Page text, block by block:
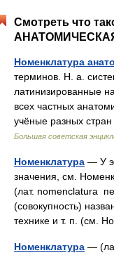
Смотреть что
Номенклатура
терминов. Н. а.
латинизированные
всех частных
учёные разных
Большая советская
Номенклатура — У
значения, см.
(лат. nomenclatura
(совокупность)
технике и т. п. (см.
Номенклатура —